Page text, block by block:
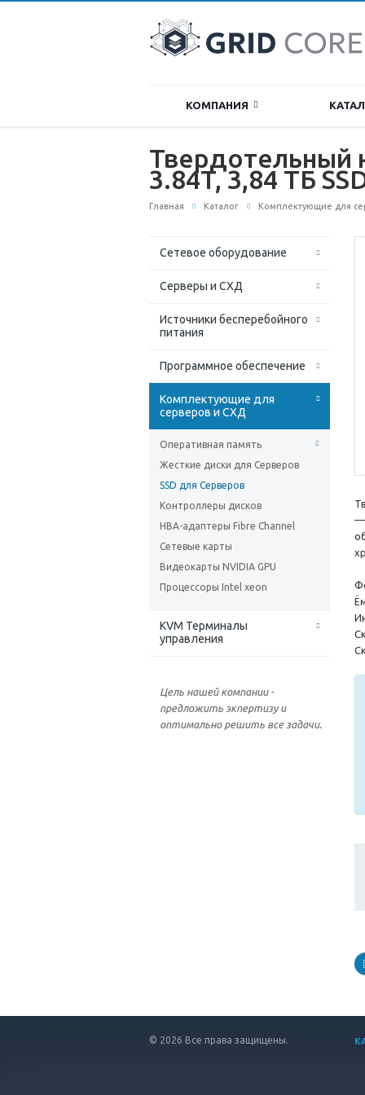
КОМПАНИЯ
Твердотельный
3.84T, 3,84 ТБ
Главная Каталог Комплектующие для
Сетевое оборудование
Серверы и СХД
Источники бесперебойного
питания
Программное обеспечение
Комплектующие для
серверов и СХД
Оперативная память
Жесткие диски для Серверов
SSD для Серверов
Контроллеры дисков
HBA-адаптеры Fibre Channel
Сетевые карты
Видеокарты NVIDIA GPU
Процессоры Intel xeon
KVM Терминалы
управления
Цель нашей компании -
предложить экпертизу и
оптимально решить все задачи.
—
© 2026 Все права защищены.